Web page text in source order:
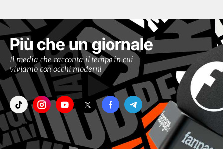
Più che un giornale
Il media che racconta il tempo in cui
viviamo con occhi moderni